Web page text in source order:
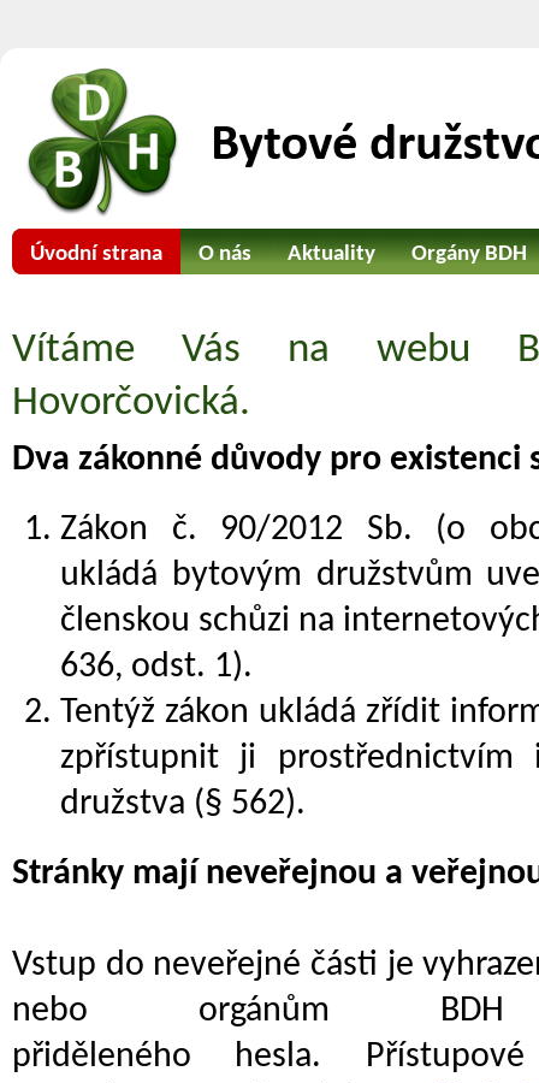
Úvodní strana O nás Aktuality Orgány BDH
Vítáme Vás na webu
Hovorčovická.
Dva zákonné důvody pro existenci
Zákon č. 90/2012 Sb. (o
ukládá bytovým družstvům
členskou schůzi na
636, odst. 1).
Tentýž zákon ukládá zřídit
zpřístupnit ji prostřednictvím
družstva (§ 562).
Stránky mají neveřejnou a
Vstup do neveřejné části je
nebo orgánům
přiděleného hesla.